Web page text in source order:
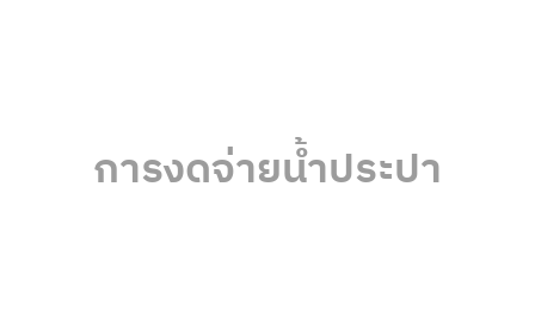
การงดจ่ายน้ำประปา